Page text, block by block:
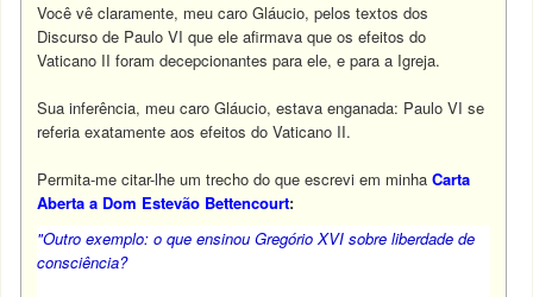
Você vê claramente, meu caro Gláucio, pelos textos dos
Discurso de Paulo VI que ele afirmava que os efeitos do
Vaticano II foram decepcionantes para ele, e para a Igreja.
Sua inferência, meu caro Gláucio, estava enganada: Paulo VI se
referia exatamente aos efeitos do Vaticano II.
Permita-me citar-lhe um trecho do que escrevi em minhaCarta
Aberta a Dom Estevão Bettencourt:
"Outro exemplo: o que ensinou Gregório XVI sobre liberdade de
consciência?